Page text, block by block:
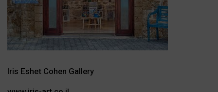
Iris Eshet Cohen Gallery